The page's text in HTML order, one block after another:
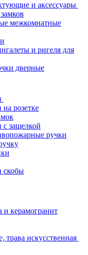
и аксессуары
межкомнатные
и ригеля для
дверные
розетке
защелкой
ручки
скобы
и керамогранит
искусственная